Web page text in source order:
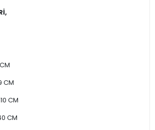
CM
CM
CM